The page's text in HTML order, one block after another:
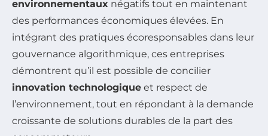
environnementaux négatifs tout en maintenant
des performances économiques élevées. En
intégrant des pratiques écoresponsables dans leur
gouvernance algorithmique, ces entreprises
démontrent qu’il est possible de concilier
innovation technologique et respect de
l’environnement, tout en répondant à la demande
croissante de solutions durables de la part des